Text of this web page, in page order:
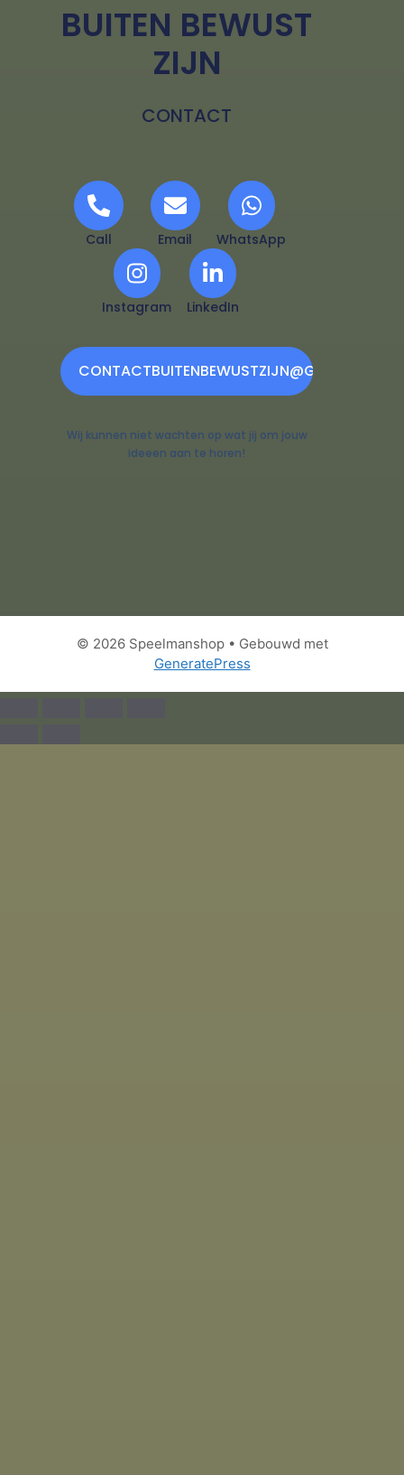
BUITEN BEWUST
ZIJN
CONTACT
Call Email WhatsApp
Instagram LinkedIn
CONTACTBUITENBEWUSTZIJN@GMAIL.COM
Wij kunnen niet wachten op wat jij om jouw
ideeen aan te horen!
© 2026 Speelmanshop• Gebouwd met
GeneratePress